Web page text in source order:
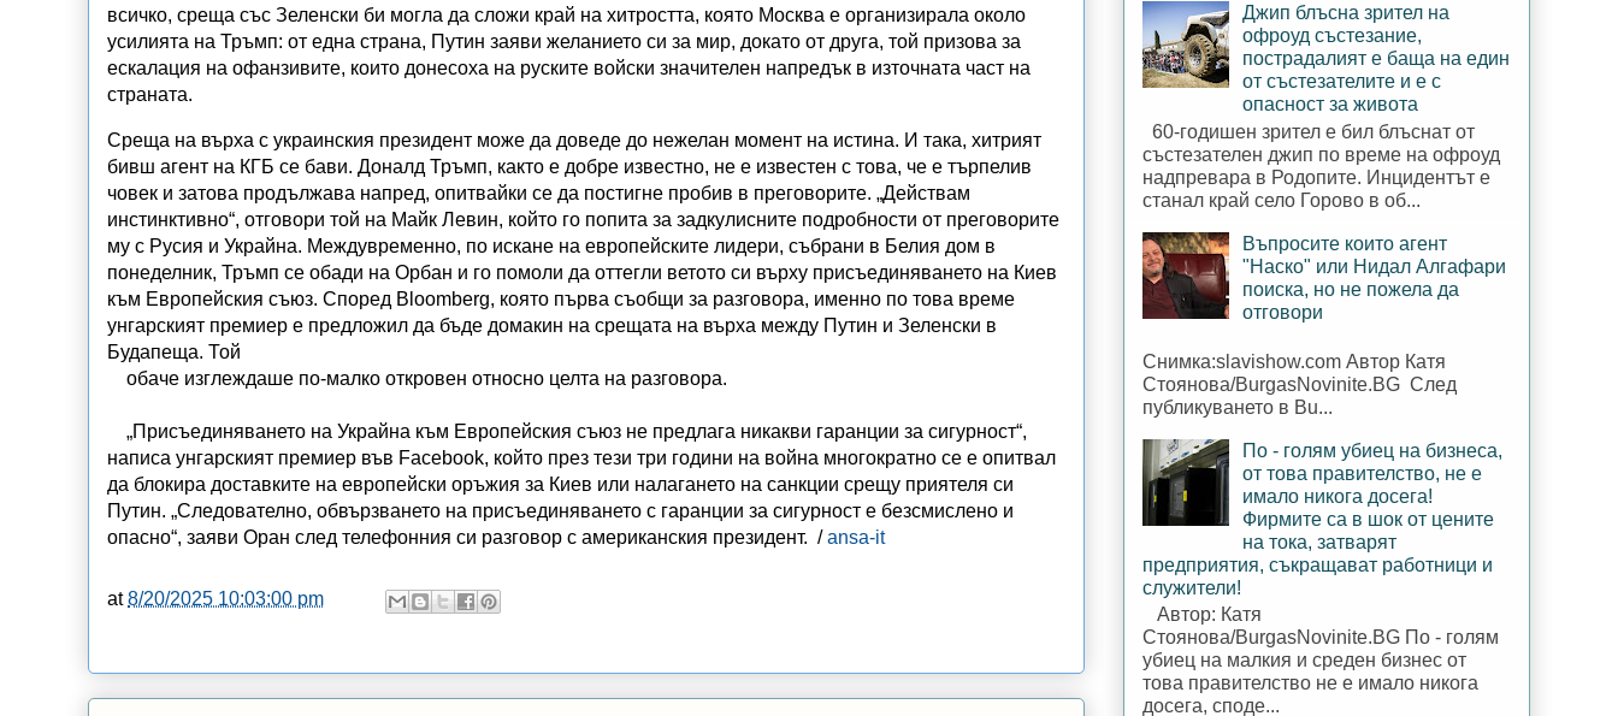
всичко, среща със Зеленски би могла да сложи край на хитростта, която Москва е организирала около
усилията на Тръмп: от една страна, Путин заяви желанието си за мир, докато от друга, той призова за
ескалация на офанзивите, които донесоха на руските войски значителен напредък в източната част на
страната.
Среща на върха с украинския президент може да доведе до нежелан момент на истина. И така, хитрият
бивш агент на КГБ се бави. Доналд Тръмп, както е добре известно, не е известен с това, че е търпелив
човек и затова продължава напред, опитвайки се да постигне пробив в преговорите. „Действам
инстинктивно“, отговори той на Майк Левин, който го попита за задкулисните подробности от преговорите
му с Русия и Украйна. Междувременно, по искане на европейските лидери, събрани в Белия дом в
понеделник, Тръмп се обади на Орбан и го помоли да оттегли ветото си върху присъединяването на Киев
към Европейския съюз. Според Bloomberg, която първа съобщи за разговора, именно по това време
унгарският премиер е предложил да бъде домакин на срещата на върха между Путин и Зеленски в
Будапеща. Той
обаче изглеждаше по-малко откровен относно целта на разговора.
„Присъединяването на Украйна към Европейския съюз не предлага никакви гаранции за сигурност“,
написа унгарският премиер във Facebook, който през тези три години на война многократно се е опитвал
да блокира доставките на европейски оръжия за Киев или налагането на санкции срещу приятеля си
Путин. „Следователно, обвързването на присъединяването с гаранции за сигурност е безсмислено и
опасно“, заяви Оран след телефонния си разговор с американския президент. /ansa-it
at8/20/2025 10:03:00 pm
Джип блъсна зрител на
офроуд състезание,
пострадалият е баща на един
от състезателите и е с
опасност за живота
60-годишен зрител е бил блъснат от
състезателен джип по време на офроуд
надпревара в Родопите. Инцидентът е
станал край село Горово в об...
Въпросите които агент
"Наско" или Нидал Алгафари
поиска, но не пожела да
отговори
Снимка:slavishow.com Автор Катя
Стоянова/BurgasNovinite.BG След
публикуването в Bu...
По - голям убиец на бизнеса,
от това правителство, не е
имало никога досега!
Фирмите са в шок от цените
на тока, затварят
предприятия, съкращават работници и
служители!
Автор: Катя
Стоянова/BurgasNovinite.BG По - голям
убиец на малкия и среден бизнес от
това правителство не е имало никога
досега, споде...